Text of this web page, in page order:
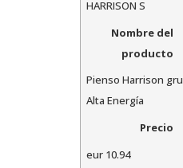
HARRISON S
Nombre del
producto
Pienso Harrison
Alta Energía
Precio
eur10.94